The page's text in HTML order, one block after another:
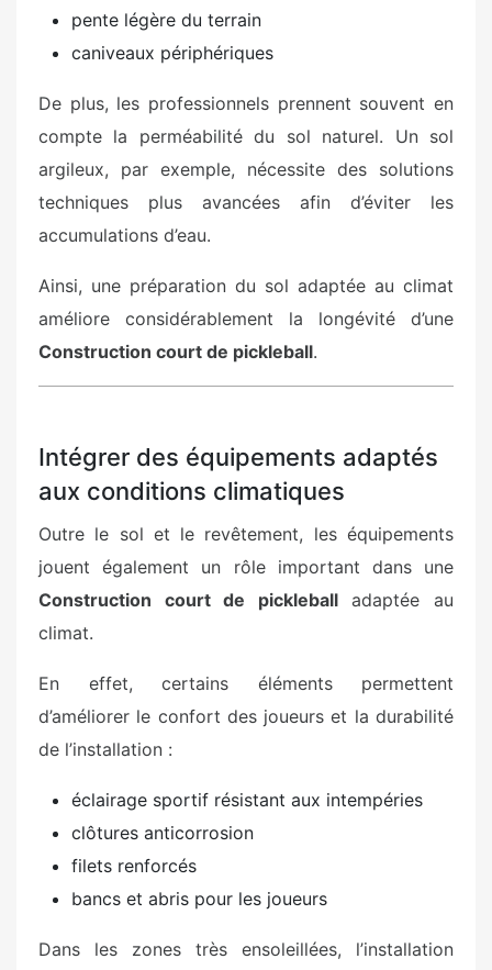
pente légère du terrain
caniveaux périphériques
De plus, les professionnels prennent souvent en
compte la perméabilité du sol naturel. Un sol
argileux, par exemple, nécessite des solutions
techniques plus avancées afin d’éviter les
accumulations d’eau.
Ainsi, une préparation du sol adaptée au climat
améliore considérablement la longévité d’une
Construction court de pickleball.
Intégrer des équipements adaptés
aux conditions climatiques
Outre le sol et le revêtement, les équipements
jouent également un rôle important dans une
Construction court de pickleballadaptée au
climat.
En effet, certains éléments permettent
d’améliorer le confort des joueurs et la durabilité
de l’installation :
éclairage sportif résistant aux intempéries
clôtures anticorrosion
filets renforcés
bancs et abris pour les joueurs
Dans les zones très ensoleillées, l’installation